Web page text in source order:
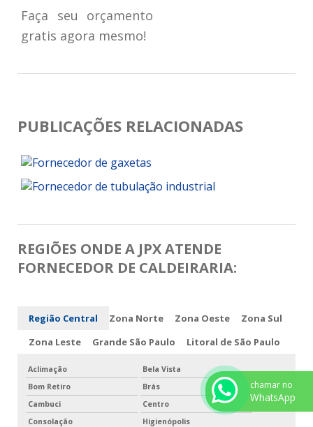
Faça seu orçamento
gratis agora mesmo!
PUBLICAÇÕES RELACIONADAS
REGIÕES ONDE A JPX ATENDE
FORNECEDOR DE CALDEIRARIA:
Região Central Zona Norte Zona Oeste
Zona Sul
Zona Leste
Grande São Paulo Litoral de São Paulo
Aclimação
Bela Vista
Bom Retiro
Brás
Cambuci
Centro
Consolação
Higienópolis
chamar no
WhatsApp